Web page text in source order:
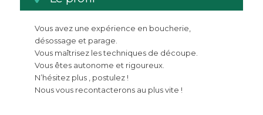
Vous avez une expérience en boucherie,
désossage et parage.
Vous maîtrisez les techniques de découpe.
Vous êtes autonome et rigoureux.
N’hésitez plus , postulez !
Nous vous recontacterons au plus vite !